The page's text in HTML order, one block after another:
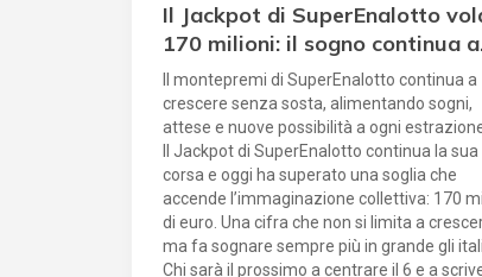
Il Jackpot di SuperEnalotto
170 milioni: il sogno continua a
crescere
Il montepremi di SuperEnalotto continua a
crescere senza sosta, alimentando sogni,
attese e nuove possibilità a ogni
Il Jackpot di SuperEnalotto continua la sua
corsa e oggi ha superato una soglia che
accende l’immaginazione collettiva: 170
di euro. Una cifra che non si limita a
ma fa sognare sempre più in grande gli
Chi sarà il prossimo a centrare il 6 e a